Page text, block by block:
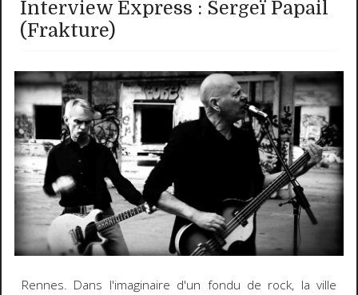
Interview Express : Sergeï Papail
(Frakture)
Rennes. Dans l'imaginaire d'un fondu de rock, la ville